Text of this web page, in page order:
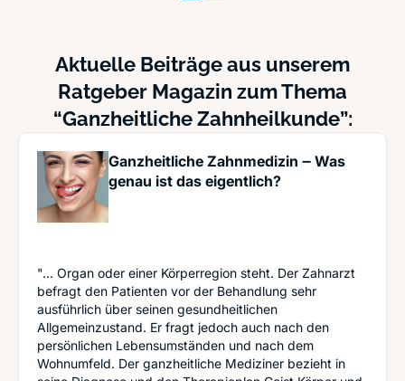
Aktuelle Beiträge aus unserem
Ratgeber Magazin zum Thema
“Ganzheitliche Zahnheilkunde”:
Ganzheitliche Zahnmedizin ‒ Was
genau ist das eigentlich?
"... Organ oder einer Körperregion steht. Der Zahnarzt
befragt den Patienten vor der Behandlung sehr
ausführlich über seinen gesundheitlichen
Allgemeinzustand. Er fragt jedoch auch nach den
persönlichen Lebensumständen und nach dem
Wohnumfeld. Der ganzheitliche Mediziner bezieht in